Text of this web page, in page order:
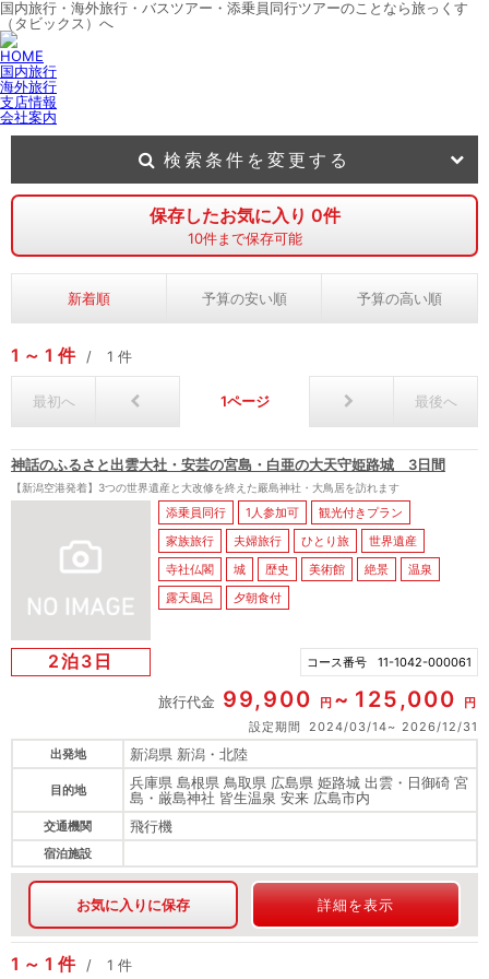
国内旅行・海外旅行・バスツアー・添乗員同行ツアーのことなら旅っくす
（タビックス）へ
HOME
国内旅行
海外旅行
支店情報
会社案内
保存したお気に入り 0件
10件まで保存可能
新着順 予算の安い順 予算の高い順
1 1 件 1 件
最初へ 1 最後へ
神話のふるさと出雲大社・安芸の宮島・白亜の大天守姫路城 3日間
【新潟空港発着】3つの世界遺産と大改修を終えた嚴島神社・大鳥居を訪れます
添乗員同行 1人参加可
観光付きプラン
家族旅行
夫婦旅行 ひとり旅
世界遺産
寺社仏閣
城 歴史 美術館 絶景
温泉
露天風呂
夕朝食付
2泊3日 コース番号 11-1042-000061
旅行代金 99,900 円 125,000
円
設定期間
2024/03/14
2026/12/31
出発地
新潟県 新潟・北陸
目的地
兵庫県 島根県 鳥取県 広島県 姫路城 出雲・日御碕 宮
島・厳島神社 皆生温泉 安来 広島市内
交通機関 飛行機
宿泊施設
お気に入りに保存 詳細を表示
1 1 件 1 件
検索条件を変更する